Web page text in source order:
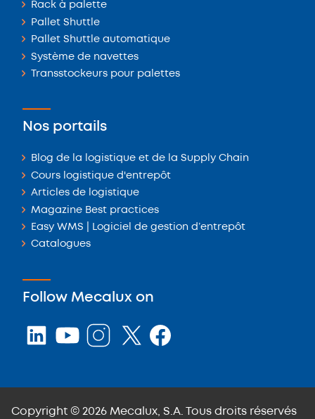
Rack à palette
Pallet Shuttle
Pallet Shuttle automatique
Système de navettes
Transstockeurs pour palettes
Nos portails
Blog de la logistique et de la Supply Chain
Cours logistique d'entrepôt
Articles de logistique
Magazine Best practices
Easy WMS | Logiciel de gestion d’entrepôt
Catalogues
Follow Mecalux on
Copyright © 2026 Mecalux, S.A. Tous droits réservés